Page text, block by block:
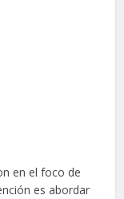
en el foco de
es abordar